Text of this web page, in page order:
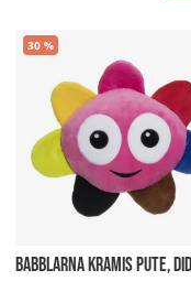
30
BABBLARNA KRAMIS PUTE,